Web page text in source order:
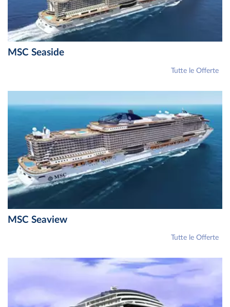
MSC Seaside
Tutte le Offerte
MSC Seaview
Tutte le Offerte